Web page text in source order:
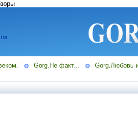
Gorg.Не факт... Gorg.Любовь